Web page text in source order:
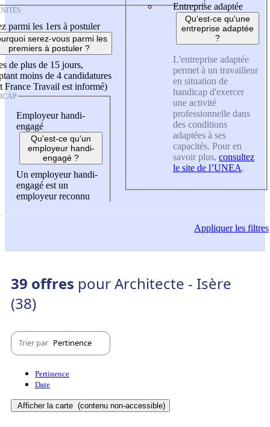
parmi les 1ers à postuler
serez-vous parmi les
premiers à postuler ?
de plus de 15 jours,
moins de 4 candidatures
France Travail est informé)
Employeur handi-
engagé
Qu'est-ce qu'un
employeur handi-
engagé ?
Un employeur handi-
engagé est un
employeur reconnu
Entreprise adaptée
Qu'est-ce qu'une
entreprise adaptée
?
L'entreprise adaptée
permet à un travailleur
en situation de
handicap d'exercer
une activité
professionnelle dans
des conditions
adaptées à ses
capacités. Pour en
savoir plus, consultez
le site de l’UNEA.
Appliquerles filtres
39 offres pour Architecte - Isère
(38)
Trier par Pertinence
Pertinence
Date
Afficher la carte (contenu non-accessible)